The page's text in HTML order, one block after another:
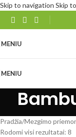
Skip to navigation Skip
MENIU
MENIU
Pradžia/Mezgimo
Rodomi visi rezultatai: 8